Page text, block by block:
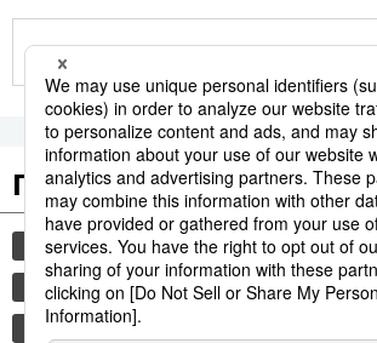
Другие статьи по теме
Популярные
общество история
культура
технологии
синкансэн
jiji press